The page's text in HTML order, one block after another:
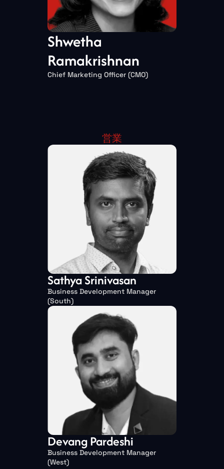
Shwetha
Ramakrishnan
Chief Marketing Officer (CMO)
営業
Sathya Srinivasan
Business Development Manager
(South)
Devang Pardeshi
Business Development Manager
(West)